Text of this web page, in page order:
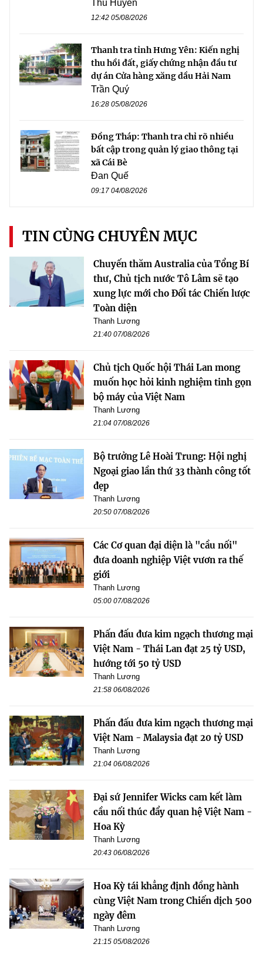
Thu Huyền
12:42 05/08/2026
Thanh tra tỉnh Hưng Yên: Kiến nghị
thu hồi đất, giấy chứng nhận đầu tư
dự án Cửa hàng xăng dầu Hải Nam
Trần Quý
16:28 05/08/2026
Đồng Tháp: Thanh tra chỉ rõ nhiều
bất cập trong quản lý giao thông tại
xã Cái Bè
Đan Quế
09:17 04/08/2026
TIN CÙNG CHUYÊN MỤC
Chuyến thăm Australia của Tổng Bí
thư, Chủ tịch nước Tô Lâm sẽ tạo
xung lực mới cho Đối tác Chiến lược
Toàn diện
Thanh Lương
21:40 07/08/2026
Chủ tịch Quốc hội Thái Lan mong
muốn học hỏi kinh nghiệm tinh gọn
bộ máy của Việt Nam
Thanh Lương
21:04 07/08/2026
Bộ trưởng Lê Hoài Trung: Hội nghị
Ngoại giao lần thứ 33 thành công tốt
đẹp
Thanh Lương
20:50 07/08/2026
Các Cơ quan đại diện là "cầu nối"
đưa doanh nghiệp Việt vươn ra thế
giới
Thanh Lương
05:00 07/08/2026
Phấn đấu đưa kim ngạch thương mại
Việt Nam - Thái Lan đạt 25 tỷ USD,
hướng tới 50 tỷ USD
Thanh Lương
21:58 06/08/2026
Phấn đấu đưa kim ngạch thương mại
Việt Nam - Malaysia đạt 20 tỷ USD
Thanh Lương
21:04 06/08/2026
Đại sứ Jennifer Wicks cam kết làm
cầu nối thúc đẩy quan hệ Việt Nam -
Hoa Kỳ
Thanh Lương
20:43 06/08/2026
Hoa Kỳ tái khẳng định đồng hành
cùng Việt Nam trong Chiến dịch 500
ngày đêm
Thanh Lương
21:15 05/08/2026